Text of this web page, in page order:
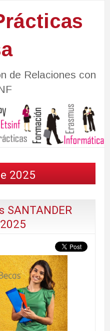
de Relaciones con
2025
SANTANDER